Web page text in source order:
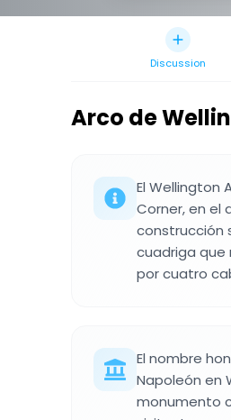
Discussion
Arco de
El Wellington
Corner, en el
construcción
cuadriga que
por cuatro
El nombre
Napoleón en
monumento